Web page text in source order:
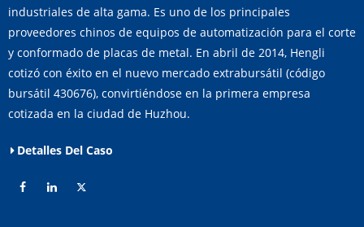
industriales de alta gama. Es uno de los principales
proveedores chinos de equipos de automatización para el corte
y conformado de placas de metal. En abril de 2014, Hengli
cotizó con éxito en el nuevo mercado extrabursátil (código
bursátil 430676), convirtiéndose en la primera empresa
cotizada en la ciudad de Huzhou.
Detalles Del Caso